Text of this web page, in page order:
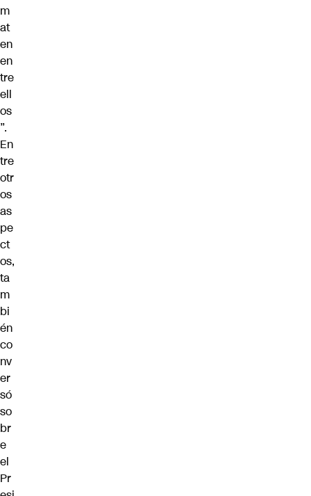
m
at
en
en
tre
ell
os
”.
En
tre
otr
os
as
pe
ct
os,
ta
m
bi
én
co
nv
er
só
so
br
e
el
Pr